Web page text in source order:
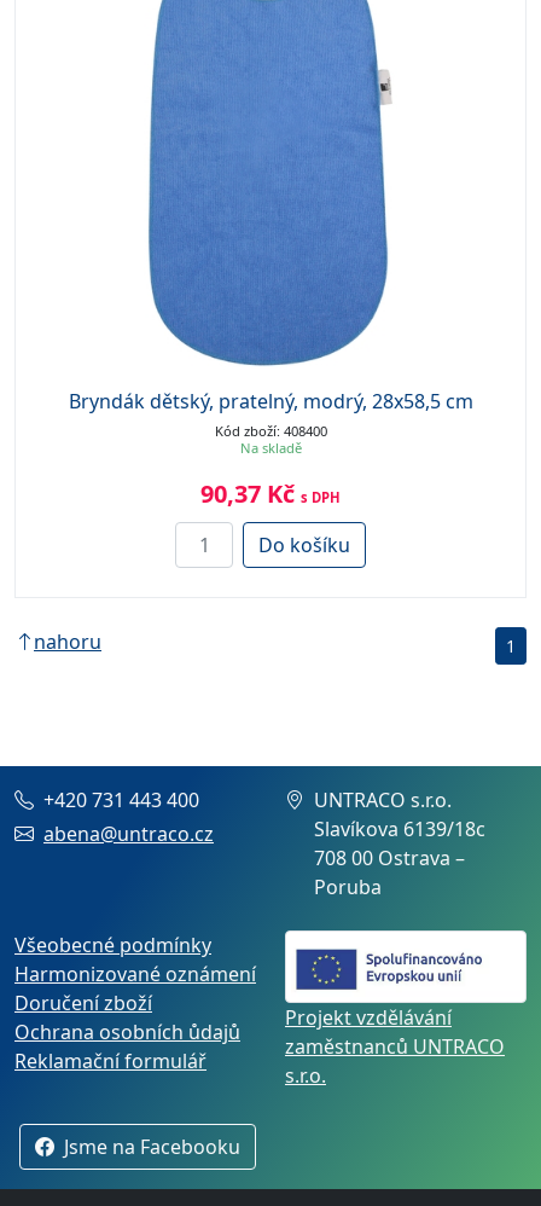
Bryndák dětský, pratelný, modrý, 28x58,5 cm
Kód zboží: 408400
Na skladě
90,37 Kč s DPH
Do košíku
nahoru 1
+420 731 443 400
abena@untraco.cz
UNTRACO s.r.o.
Slavíkova 6139/18c
708 00 Ostrava –
Poruba
Všeobecné podmínky
Harmonizované oznámení
Doručení zboží
Ochrana osobních ůdajů
Reklamační formulář
Projekt vzdělávání
zaměstnanců UNTRACO
s.r.o.
Jsme na Facebooku